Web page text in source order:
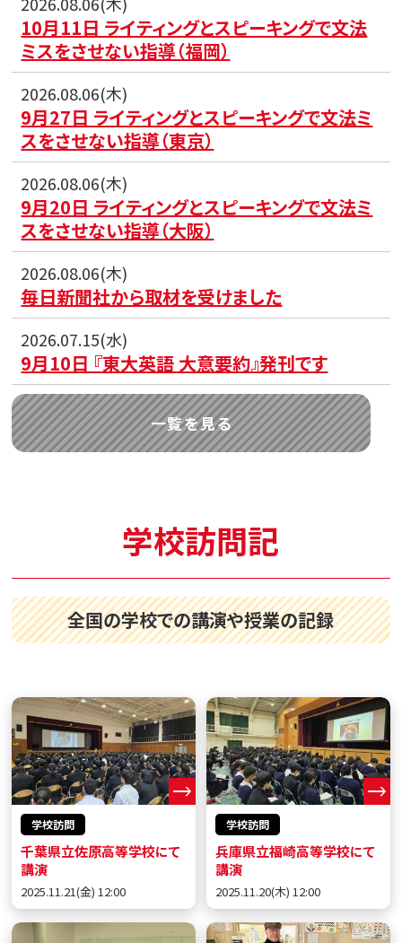
10月11日 ライティングとスピーキングで文法
ミスをさせない指導（福岡）
2026.08.06(木)
9月27日 ライティングとスピーキングで文法ミ
スをさせない指導（東京）
2026.08.06(木)
9月20日 ライティングとスピーキングで文法ミ
スをさせない指導（大阪）
2026.08.06(木)
毎日新聞社から取材を受けました
2026.07.15(水)
9月10日 『東大英語 大意要約』発刊です
一覧を見る
学校訪問記
全国の学校での講演や授業の記録
学校訪問
千葉県立佐原高等学校にて
講演
2025.11.21(金) 12:00
学校訪問
兵庫県立福崎高等学校にて
講演
2025.11.20(木) 12:00